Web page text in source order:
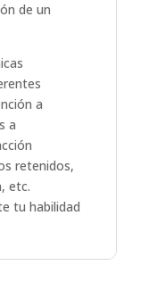
de un
a
a
retenidos,
etc.
tu habilidad